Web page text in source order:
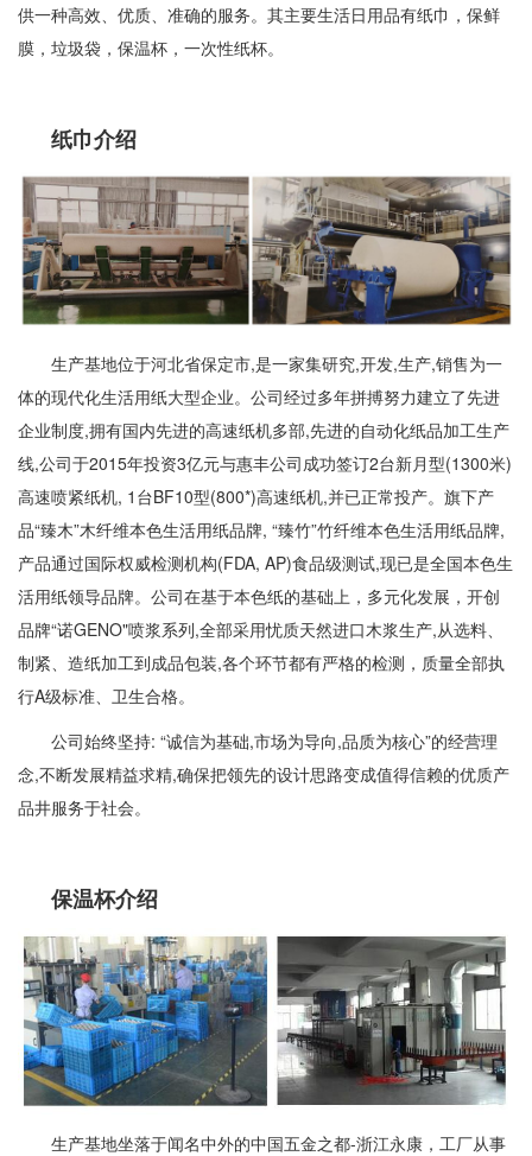
供一种高效、优质、准确的服务。其主要生活日用品有纸巾，保鲜
膜，垃圾袋，保温杯，一次性纸杯。
纸巾介绍
生产基地位于河北省保定市,是一家集研究,开发,生产,销售为一
体的现代化生活用纸大型企业。公司经过多年拼搏努力建立了先进
企业制度,拥有国内先进的高速纸机多部,先进的自动化纸品加工生产
线,公司于2015年投资3亿元与惠丰公司成功签订2台新月型(1300米)
高速喷紧纸机, 1台BF10型(800*)高速纸机,并已正常投产。旗下产
品“臻木”木纤维本色生活用纸品牌, “臻竹”竹纤维本色生活用纸品牌,
产品通过国际权威检测机构(FDA, AP)食品级测试,现已是全国本色生
活用纸领导品牌。公司在基于本色纸的基础上，多元化发展，开创
品牌“诺GENO"喷浆系列,全部采用忧质天然进口木浆生产,从选料、
制紧、造纸加工到成品包装,各个环节都有严格的检测，质量全部执
行A级标准、卫生合格。
公司始终坚持: “诚信为基础,市场为导向,品质为核心”的经营理
念,不断发展精益求精,确保把领先的设计思路变成值得信赖的优质产
品井服务于社会。
保温杯介绍
生产基地坐落于闻名中外的中国五金之都-浙江永康，工厂从事